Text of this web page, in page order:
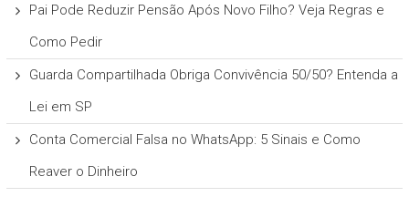
Pai Pode Reduzir Pensão Após Novo Filho? Veja Regras e
Como Pedir
Guarda Compartilhada Obriga Convivência 50/50? Entenda a
Lei em SP
Conta Comercial Falsa no WhatsApp: 5 Sinais e Como
Reaver o Dinheiro